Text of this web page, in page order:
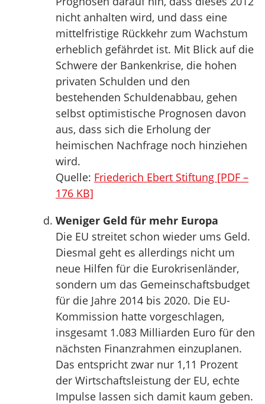
nicht anhalten wird, und dass eine
mittelfristige Rückkehr zum Wachstum
erheblich gefährdet ist. Mit Blick auf die
Schwere der Bankenkrise, die hohen
privaten Schulden und den
bestehenden Schuldenabbau, gehen
selbst optimistische Prognosen davon
aus, dass sich die Erholung der
heimischen Nachfrage noch hinziehen
wird.
Quelle: Friederich Ebert Stiftung [PDF –
176 KB]
Weniger Geld für mehr Europa
Die EU streitet schon wieder ums Geld.
Diesmal geht es allerdings nicht um
neue Hilfen für die Eurokrisenländer,
sondern um das Gemeinschaftsbudget
für die Jahre 2014 bis 2020. Die EU-
Kommission hatte vorgeschlagen,
insgesamt 1.083 Milliarden Euro für den
nächsten Finanzrahmen einzuplanen.
Das entspricht zwar nur 1,11 Prozent
der Wirtschaftsleistung der EU, echte
Impulse lassen sich damit kaum geben.